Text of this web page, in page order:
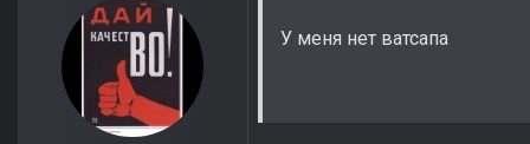
У меня нет ватсапа